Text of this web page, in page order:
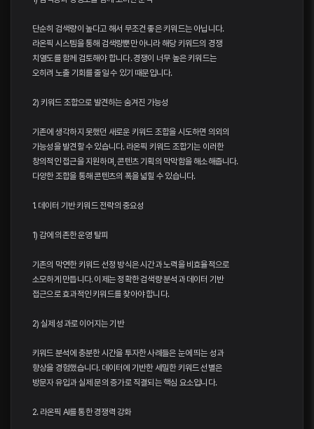
단순히 검색량이 높다고 해서 무조건 좋은 키워드는 아닙니다.
라온픽 시스템을 통해 검색량뿐만 아니라 해당 키워드의 경쟁
치열도를 함께 검토해야 합니다. 경쟁이 너무 높은 키워드는
오히려 노출 기회를 줄일 수 있기 때문입니다.
2) 키워드 조합으로 발견하는 숨겨진 가능성
기존에 생각하지 못했던 새로운 키워드 조합을 시도하면 의외의
가능성을 발견할 수 있습니다. 라온픽 키워드 조합기는 이러한
창의적인 접근을 지원하며, 콘텐츠 기획의 막막함을 해소해줍니다.
다양한 조합을 통해 콘텐츠의 폭을 넓힐 수 있습니다.
1. 데이터 기반 키워드 전략의 중요성
1) 감에 의존한 운영 탈피
기존의 막연한 키워드 선정 방식은 시간과 노력을 비효율적으로
소모하게 만듭니다. 이제는 정확한 검색량 분석과 데이터 기반
접근으로 효과적인 키워드를 찾아야 합니다.
2) 실제 성과로 이어지는 기반
키워드 분석에 충분한 시간을 투자한 사례들은 눈에 띄는 성과
향상을 경험했습니다. 데이터에 기반한 세밀한 키워드 선별은
방문자 유입과 실제 문의 증가로 직결되는 핵심 요소입니다.
2. 라온픽 AI를 통한 경쟁력 강화